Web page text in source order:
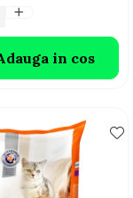
in cos